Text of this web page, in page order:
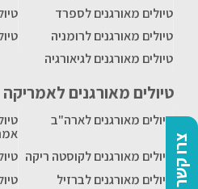
צרו קשר
טיולים מאורגנים לספרד
טיולים מאורגנים לרומניה
טיולים מאורגנים לגיאורגיה
טיולים מאורגנים לאמריקה
טיולים מאורגנים לארה"ב
טיולים מאורגנים לקוסטה ריקה
טיולים מאורגנים לברזיל